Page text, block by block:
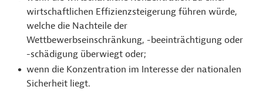
wirtschaftlichen Effizienzsteigerung führen würde,
welche die Nachteile der
Wettbewerbseinschränkung, -beeinträchtigung oder
-schädigung überwiegt oder;
wenn die Konzentration im Interesse der nationalen
Sicherheit liegt.